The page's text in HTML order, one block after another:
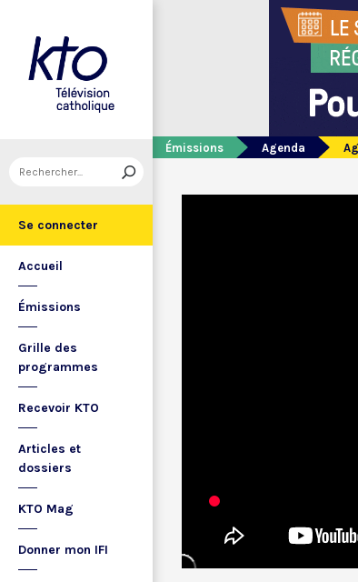
Se connecter
Accueil
Émissions
Grille des
programmes
Recevoir KTO
Articles et
dossiers
KTO Mag
Donner mon IFI
Émissions Agenda